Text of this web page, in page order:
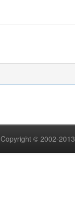
Copyright © 2002-2013